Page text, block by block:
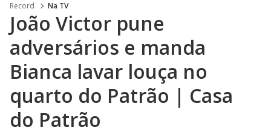
Record Na TV
João Victor pune
adversários e manda
Bianca lavar louça no
quarto do Patrão | Casa
do Patrão